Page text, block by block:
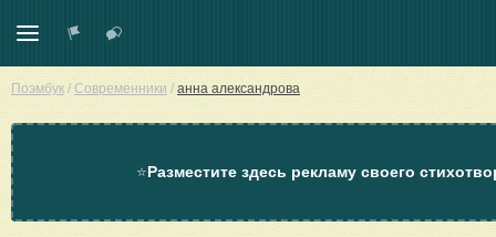
Поэмбук / Современники / анна александрова
⭐Разместите здесь рекламу своего